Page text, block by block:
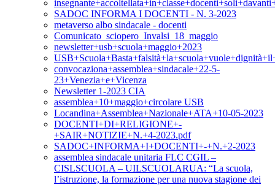
SADOC INFORMA I DOCENTI - N. 3-2023
metaverso albo sindacale - docenti
Comunicato_sciopero_Invalsi_18_maggio
newsletter+usb+scuola+maggio+2023
convocaziona+assemblea+sindacale+22-5-
23+Venezia+e+Vicenza
Newsletter 1-2023 CIA
assemblea+10+maggio+circolare USB
Locandina+Assemblea+Nazionale+ATA+10-05-2023
DOCENTI+DI+RELIGIONE+-
+SAIR+NOTIZIE+N.+4-2023.pdf
SADOC+INFORMA+I+DOCENTI+-+N.+2-2023
assemblea sindacale unitaria FLC CGIL –
CISLSCUOLA – UILSCUOLARUA: “La scuola,
l’istruzione, la formazione per una nuova stagione dei